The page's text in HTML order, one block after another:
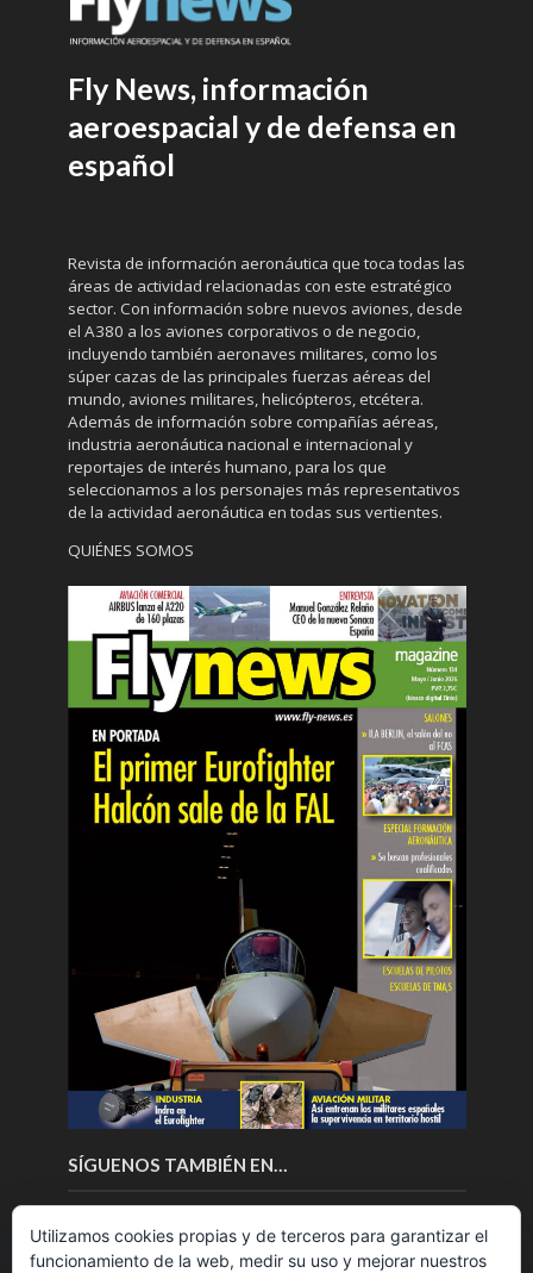
Fly News, información
aeroespacial y de defensa en
español
Revista de información aeronáutica que toca todas las
áreas de actividad relacionadas con este estratégico
sector. Con información sobre nuevos aviones, desde
el A380 a los aviones corporativos o de negocio,
incluyendo también aeronaves militares, como los
súper cazas de las principales fuerzas aéreas del
mundo, aviones militares, helicópteros, etcétera.
Además de información sobre compañías aéreas,
industria aeronáutica nacional e internacional y
reportajes de interés humano, para los que
seleccionamos a los personajes más representativos
de la actividad aeronáutica en todas sus vertientes.
QUIÉNES SOMOS
SÍGUENOS TAMBIÉN EN…
Utilizamos cookies propias y de terceros para garantizar el
funcionamiento de la web, medir su uso y mejorar nuestros